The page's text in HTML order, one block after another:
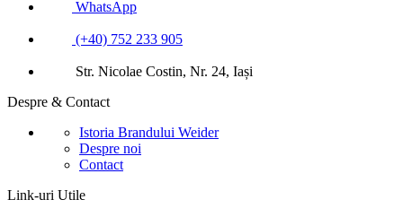
WhatsApp
(+40) 752 233 905
Str. Nicolae Costin, Nr. 24, Iași
Despre & Contact
Istoria Brandului Weider
Despre noi
Contact
Link-uri Utile